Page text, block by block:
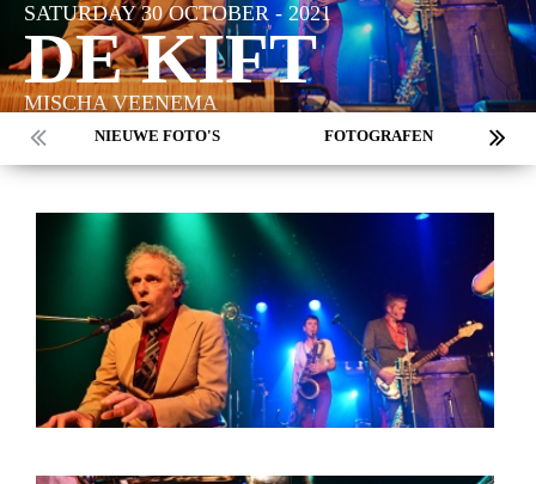
SATURDAY 30 OCTOBER - 2021
DE KIFT
MISCHA VEENEMA
NIEUWE FOTO'S FOTOGRAFEN
MARC DE KROSSE
PEER
MISCHA VEENEMA
JEROEN DEKKER
BOB DE VRIES
RICHARD POSTMA
SASKIA LUDDEN
ANNA HIEP